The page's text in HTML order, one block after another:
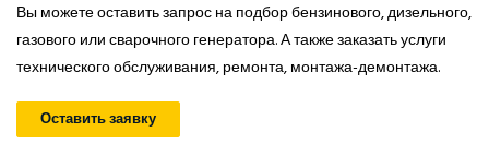
Вы можете оставить запрос на подбор бензинового, дизельного,
газового или сварочного генератора. А также заказать услуги
технического обслуживания, ремонта, монтажа-демонтажа.
Оставить заявку